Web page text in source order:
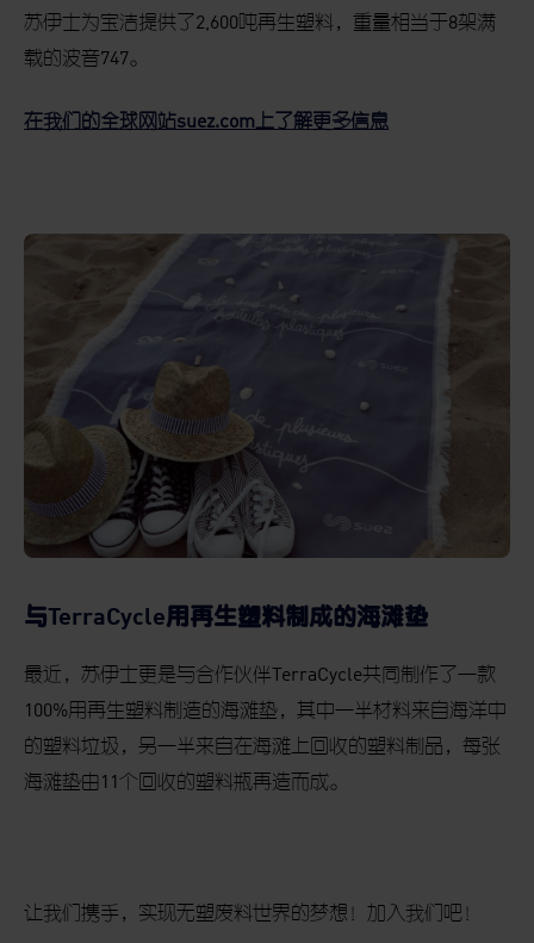
苏伊士为宝洁提供了2,600吨再生塑料，重量相当于8架满
载的波音747。
在我们的全球网站suez.com上了解更多信息
与TerraCycle用再生塑料制成的海滩垫
最近，苏伊士更是与合作伙伴TerraCycle共同制作了一款
100%用再生塑料制造的海滩垫，其中一半材料来自海洋中
的塑料垃圾，另一半来自在海滩上回收的塑料制品，每张
海滩垫由11个回收的塑料瓶再造而成。
让我们携手，实现无塑废料世界的梦想！加入我们吧！